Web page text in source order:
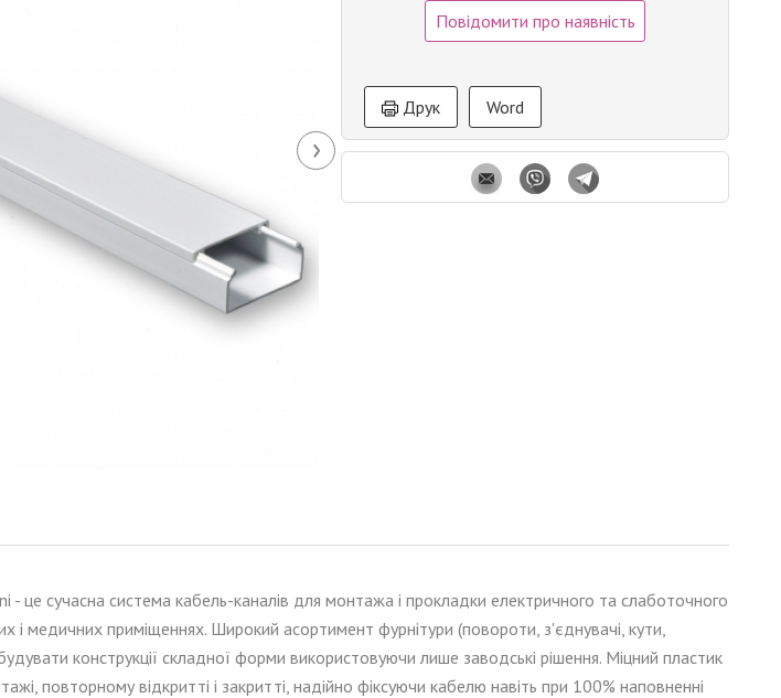
›
Повідомити про наявність
Друк Word
- це сучасна система кабель-каналів для монтажа і прокладки електричного та слаботочного
і медичних приміщеннях. Широкий асортимент фурнітури (повороти, з'єднувачі, кути,
конструкції складної форми використовуючи лише заводські рішення. Міцний пластик
повторному відкритті і закритті, надійно фіксуючи кабелю навіть при 100% наповненні